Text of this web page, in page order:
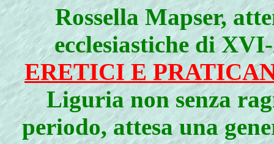
Rossella Mapser,
ecclesiastiche di
ERETICI E
Liguria non senza
periodo, attesa una